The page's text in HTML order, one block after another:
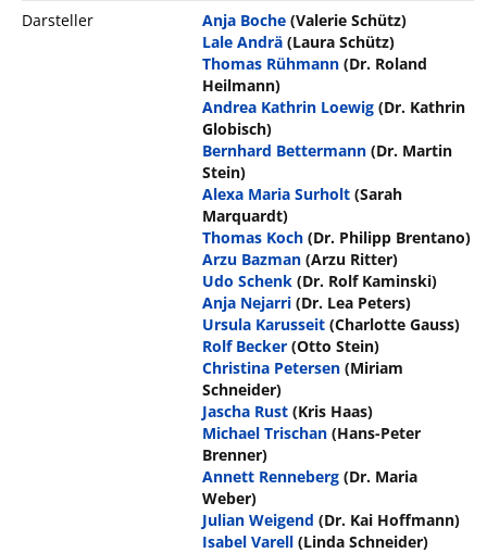
Darsteller
Anja Boche (Valerie Schütz)
Lale Andrä (Laura Schütz)
Thomas Rühmann (Dr. Roland
Heilmann)
Andrea Kathrin Loewig (Dr. Kathrin
Globisch)
Bernhard Bettermann (Dr. Martin
Stein)
Alexa Maria Surholt (Sarah
Marquardt)
Thomas Koch (Dr. Philipp Brentano)
Arzu Bazman (Arzu Ritter)
Udo Schenk (Dr. Rolf Kaminski)
Anja Nejarri (Dr. Lea Peters)
Ursula Karusseit (Charlotte Gauss)
Rolf Becker (Otto Stein)
Christina Petersen (Miriam
Schneider)
Jascha Rust (Kris Haas)
Michael Trischan (Hans-Peter
Brenner)
Annett Renneberg (Dr. Maria
Weber)
Julian Weigend (Dr. Kai Hoffmann)
Isabel Varell (Linda Schneider)